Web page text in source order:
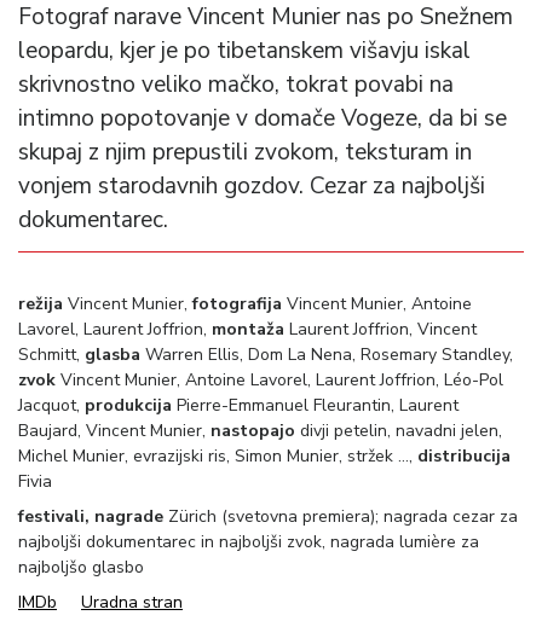
Fotograf narave Vincent Munier nas po Snežnem
leopardu, kjer je po tibetanskem višavju iskal
skrivnostno veliko mačko, tokrat povabi na
intimno popotovanje v domače Vogeze, da bi se
skupaj z njim prepustili zvokom, teksturam in
vonjem starodavnih gozdov. Cezar za najboljši
dokumentarec.
režija Vincent Munier,fotografija Vincent Munier, Antoine
Lavorel, Laurent Joffrion, montaža Laurent Joffrion, Vincent
Schmitt, glasba Warren Ellis, Dom La Nena, Rosemary Standley,
zvok Vincent Munier, Antoine Lavorel, Laurent Joffrion, Léo-Pol
Jacquot, produkcija Pierre-Emmanuel Fleurantin, Laurent
Baujard, Vincent Munier, nastopajo divji petelin, navadni jelen,
Michel Munier, evrazijski ris, Simon Munier, stržek …, distribucija
Fivia
festivali, nagrade Zürich (svetovna premiera); nagrada cezar za
najboljši dokumentarec in najboljši zvok, nagrada lumière za
najboljšo glasbo
IMDb
Uradna stran